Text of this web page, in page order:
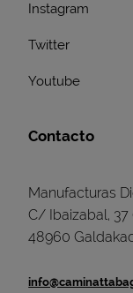
Instagram
Twitter
Youtube
Contacto
Manufacturas
C/ Ibaizabal, 37
48960